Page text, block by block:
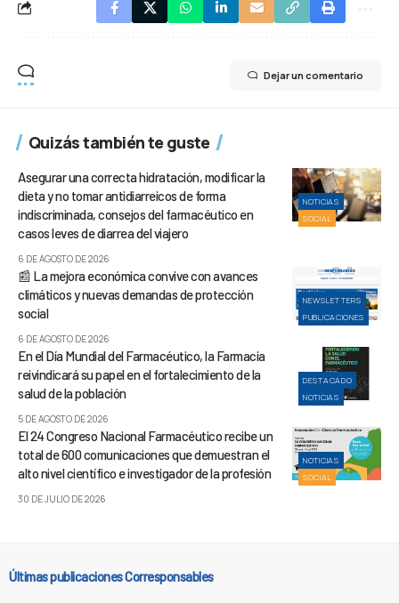
Dejar un comentario
Quizás también te guste
NOTICIAS
SOCIAL
Asegurar una correcta hidratación, modificar la
dieta y no tomar antidiarreicos de forma
indiscriminada, consejos del farmacéutico en
casos leves de diarrea del viajero
6 DE AGOSTO DE 2026
NEWSLETTERS
PUBLICACIONES
📰 La mejora económica convive con avances
climáticos y nuevas demandas de protección
social
6 DE AGOSTO DE 2026
DESTACADO
NOTICIAS
En el Día Mundial del Farmacéutico, la Farmacia
reivindicará su papel en el fortalecimiento de la
salud de la población
5 DE AGOSTO DE 2026
NOTICIAS
SOCIAL
El 24 Congreso Nacional Farmacéutico recibe un
total de 600 comunicaciones que demuestran el
alto nivel científico e investigador de la profesión
30 DE JULIO DE 2026
Últimas publicaciones Corresponsables